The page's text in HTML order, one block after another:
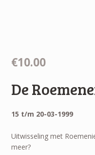
€10.00
De
15 t/m 20-03-1999
Uitwisseling met
meer?